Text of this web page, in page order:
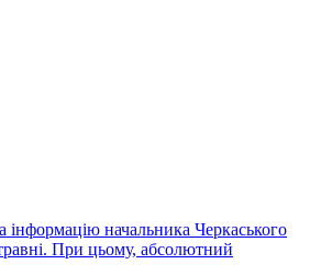
інформацію начальника Черкаського
При цьому, абсолютний